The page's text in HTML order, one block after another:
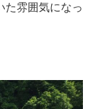
た雰囲気になっ